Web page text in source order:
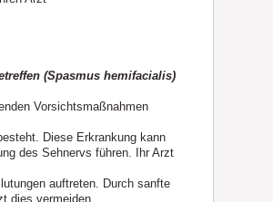
(Spasmus hemifacialis)
Vorsichtsmaßnahmen
Diese Erkrankung kann
des Sehnervs führen. Ihr Arzt
auftreten. Durch sanfte
dies vermeiden.